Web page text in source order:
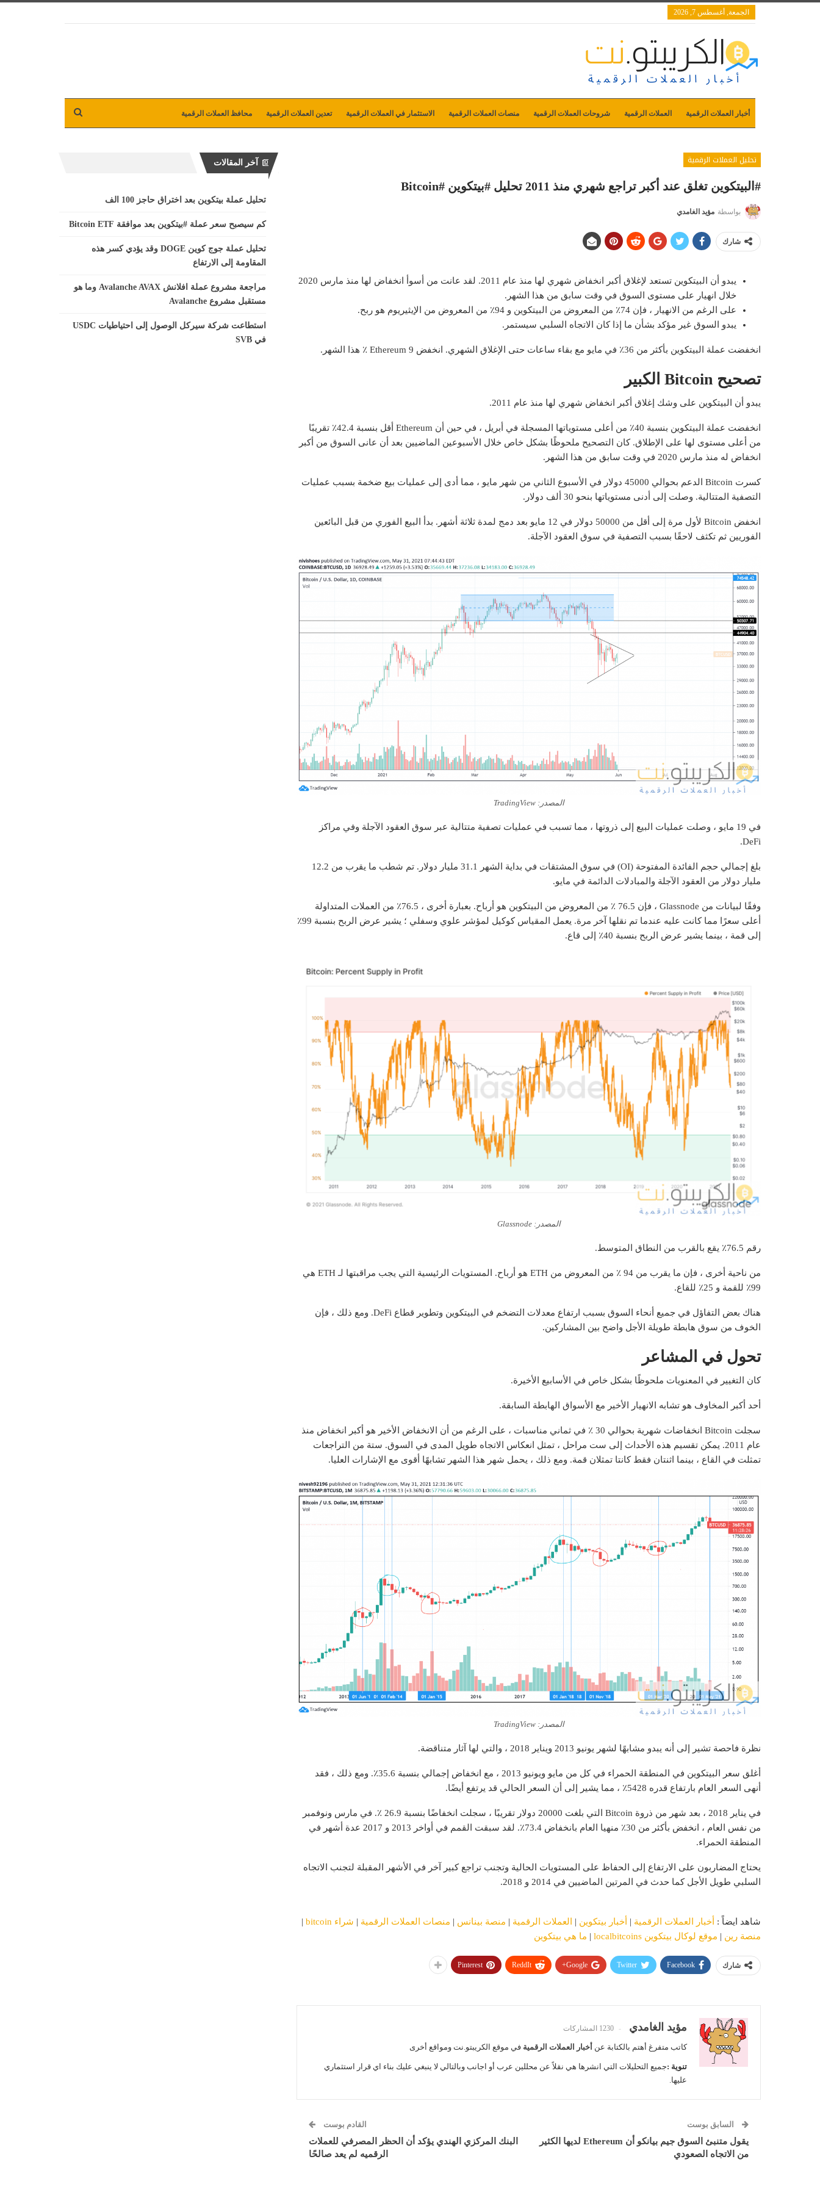
الجمعة, أغسطس 7, 2026
أخبار العملات الرقمية العملات الرقمية شروحات العملات الرقمية منصات العملات الرقمية الاستثمار في العملات الرقمية تعدين العملات الرقمية محافظ العملات الرقمية
تحليل العملات الرقمية
#البيتكوين تغلق عند أكبر تراجع شهري منذ 2011 تحليل #بيتكوين #bitcoin
بواسطة مؤيد الغامدي
شارك
يبدو أن البيتكوين تستعد لإغلاق أكبر انخفاض شهري لها منذ عام 2011. لقد عانت من أسوأ انخفاض لها منذ مارس 2020
خلال انهيار على مستوى السوق في وقت سابق من هذا الشهر.
على الرغم من الانهيار ، فإن 74٪ من المعروض من البيتكوين و 94٪ من المعروض من الإيثيريوم هو ربح.
يبدو السوق غير مؤكد بشأن ما إذا كان الاتجاه السلبي سيستمر.
انخفضت عملة البيتكوين بأكثر من 36٪ في مايو مع بقاء ساعات حتى الإغلاق الشهري. انخفض Ethereum 9 ٪ هذا الشهر.
تصحيح Bitcoin الكبير
يبدو أن البيتكوين على وشك إغلاق أكبر انخفاض شهري لها منذ عام 2011.
انخفضت عملة البيتكوين بنسبة 40٪ من أعلى مستوياتها المسجلة في أبريل ، في حين أن Ethereum أقل بنسبة 42.4٪ تقريبًا
من أعلى مستوى لها على الإطلاق. كان التصحيح ملحوظًا بشكل خاص خلال الأسبوعين الماضيين بعد أن عانى السوق من أكبر
انخفاض له منذ مارس 2020 في وقت سابق من هذا الشهر.
كسرت Bitcoin الدعم بحوالي 45000 دولار في الأسبوع الثاني من شهر مايو ، مما أدى إلى عمليات بيع ضخمة بسبب عمليات
التصفية المتتالية. وصلت إلى أدنى مستوياتها بنحو 30 ألف دولار.
انخفض Bitcoin لأول مرة إلى أقل من 50000 دولار في 12 مايو بعد دمج لمدة ثلاثة أشهر. بدأ البيع الفوري من قبل البائعين
الفوريين ثم تكثف لاحقًا بسبب التصفية في سوق العقود الآجلة.
المصدر: TradingView
في 19 مايو ، وصلت عمليات البيع إلى ذروتها ، مما تسبب في عمليات تصفية متتالية عبر سوق العقود الآجلة وفي مراكز
DeFi.
بلغ إجمالي حجم الفائدة المفتوحة (OI) في سوق المشتقات في بداية الشهر 31.1 مليار دولار. تم شطب ما يقرب من 12.2
مليار دولار من العقود الآجلة والمبادلات الدائمة في مايو.
وفقًا لبيانات من Glassnode ، فإن 76.5 ٪ من المعروض من البيتكوين هو أرباح. بعبارة أخرى ، 76.5٪ من العملات المتداولة
أعلى سعرًا مما كانت عليه عندما تم نقلها آخر مرة. يعمل المقياس كوكيل لمؤشر علوي وسفلي ؛ يشير عرض الربح بنسبة 99٪
إلى قمة ، بينما يشير عرض الربح بنسبة 40٪ إلى قاع.
المصدر: Glassnode
رقم 76.5٪ يقع بالقرب من النطاق المتوسط.
من ناحية أخرى ، فإن ما يقرب من 94 ٪ من المعروض من ETH هو أرباح. المستويات الرئيسية التي يجب مراقبتها لـ ETH هي
99٪ للقمة و 25٪ للقاع.
هناك بعض التفاؤل في جميع أنحاء السوق بسبب ارتفاع معدلات التضخم في البيتكوين وتطوير قطاع DeFi. ومع ذلك ، فإن
الخوف من سوق هابطة طويلة الأجل واضح بين المشاركين.
تحول في المشاعر
كان التغيير في المعنويات ملحوظًا بشكل خاص في الأسابيع الأخيرة.
أحد أكبر المخاوف هو تشابه الانهيار الأخير مع الأسواق الهابطة السابقة.
سجلت Bitcoin انخفاضات شهرية بحوالي 30 ٪ في ثماني مناسبات ، على الرغم من أن الانخفاض الأخير هو أكبر انخفاض منذ
عام 2011.
يمكن تقسيم هذه الأحداث إلى ست مراحل ، تمثل انعكاس الاتجاه طويل المدى في السوق. ستة من التراجعات
تمثلت في القاع ، بينما اثنتان فقط كانتا تمثلان قمة. ومع ذلك ، يحمل شهر هذا الشهر تشابهًا أقوى مع الإشارات العليا.
المصدر: TradingView
نظرة فاحصة تشير إلى أنه يبدو مشابهًا لشهر يونيو 2013 ويناير 2018 ، والتي لها آثار متناقضة.
أغلق سعر البيتكوين في المنطقة الحمراء في كل من مايو ويونيو 2013 ، مع انخفاض إجمالي بنسبة 35.6٪. ومع ذلك ، فقد
أنهى السعر العام بارتفاع قدره 5428٪ ، مما يشير إلى أن السعر الحالي قد يرتفع أيضًا.
في يناير 2018 ، بعد شهر من ذروة Bitcoin التي بلغت 20000 دولار تقريبًا ، سجلت انخفاضًا بنسبة 26.9 ٪. في مارس ونوفمبر
من نفس العام ، انخفض بأكثر من 30٪ منهيا العام بانخفاض 73.4٪. لقد سبقت القمم في أواخر 2013 و 2017 عدة أشهر في
المنطقة الحمراء.
يحتاج المضاربون على الارتفاع إلى الحفاظ على المستويات الحالية وتجنب تراجع كبير آخر في الأشهر المقبلة لتجنب الاتجاه
السلبي طويل الأجل كما حدث في المرتين الماضيين في 2014 و 2018.
شاهد ايضاً : أخبار العملات الرقمية | أخبار بيتكوين | العملات الرقمية | منصة بينانس | منصات العملات الرقمية | شراء bitcoin
|
منصة رين | موقع لوكال بيتكوين localbitcoins | ما هي بيتكوين
شارك Facebook
Twitter
Google+
ReddIt
Pinterest
مؤيد الغامدي 1230 المشاركات
كاتب متفرغ أهتم بالكتابة عن أخبار العملات الرقمية في موقع الكريبتو.نت ومواقع أخرى
تنوية :جميع التحليلات التي انشرها هي نقلاً عن محللين عرب أو اجانب وبالتالي لا ينبغي عليك بناء اي قرار استثماري
عليها.
السابق بوست
يقول متنبئ السوق جيم بيانكو أن Ethereum لديها الكثير
من الاتجاه الصعودي
القادم بوست
البنك المركزي الهندي يؤكد أن الحظر المصرفي للعملات
الرقميه لم يعد صالحًا
آخر المقالات
تحليل عملة بيتكوين بعد اختراق حاجز 100 الف
كم سيصبح سعر عملة #بيتكوين بعد موافقة Bitcoin ETF
تحليل عملة جوج كوين DOGE وقد يؤدي كسر هذه
المقاومة إلى الارتفاع
مراجعة مشروع عملة افلانش Avalanche AVAX وما هو
مستقبل مشروع Avalanche
استطاعت شركة سيركل الوصول إلى احتياطيات USDC
في SVB